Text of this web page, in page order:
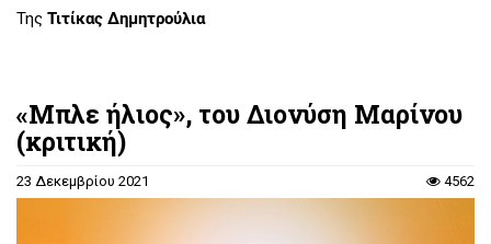
Της Τιτίκας Δημητρούλια
«Μπλε ήλιος», του Διονύση Μαρίνου
(κριτική)
23 Δεκεμβρίου 2021 4562